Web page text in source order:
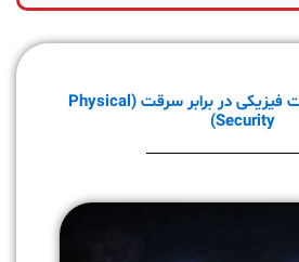
چک‌لیست محافظت فیزیکی در برابر سرقت (Physical
Security)